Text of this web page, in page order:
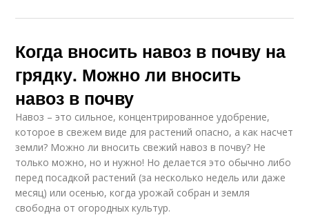
Когда вносить навоз в почву на
грядку. Можно ли вносить
навоз в почву
Навоз – это сильное, концентрированное удобрение,
которое в свежем виде для растений опасно, а как насчет
земли? Можно ли вносить свежий навоз в почву? Не
только можно, но и нужно! Но делается это обычно либо
перед посадкой растений (за несколько недель или даже
месяц) или осенью, когда урожай собран и земля
свободна от огородных культур.